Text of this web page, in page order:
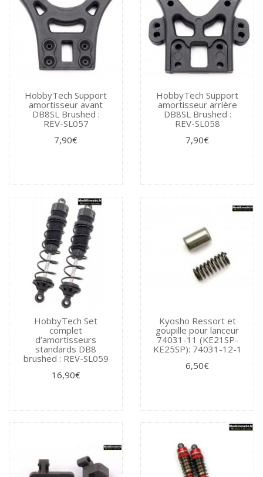
HobbyTech Support
amortisseur avant
DB8SL Brushed :
REV-SL057
7,90€
HobbyTech Support
amortisseur arrière
DB8SL Brushed :
REV-SL058
7,90€
HobbyTech Set
complet
d’amortisseurs
standards DB8
brushed : REV-SL059
16,90€
Kyosho Ressort et
goupille pour lanceur
74031-11 (KE21SP-
KE25SP): 74031-12-1
6,50€